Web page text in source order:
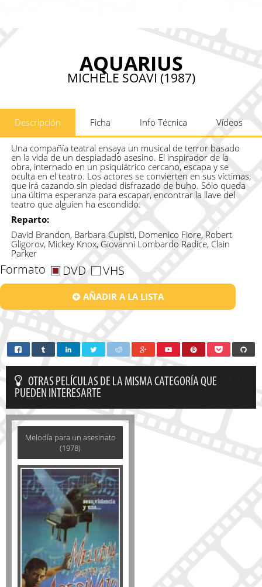
AQUARIUS
MICHELE SOAVI (1987)
Descripción Ficha Info Técnica Vídeos
Una compañía teatral ensaya un musical de terror basado
en la vida de un despiadado asesino. El inspirador de la
obra, internado en un psiquiátrico cercano, escapa y se
oculta en el teatro. Los actores se convierten en sus víctimas,
que irá cazando sin piedad disfrazado de buho. Sólo queda
una última esperanza para escapar, encontrar la llave del
teatro que alguien ha escondido.
Reparto:
David Brandon, Barbara Cupisti, Domenico Fiore, Robert
Gligorov, Mickey Knox, Giovanni Lombardo Radice, Clain
Parker
Formato DVD VHS
AÑADIR A LA LISTA
OTRAS PELÍCULAS DE LA MISMA CATEGORÍA QUE
PUEDEN INTERESARTE
Melodía para un asesinato
(1978)